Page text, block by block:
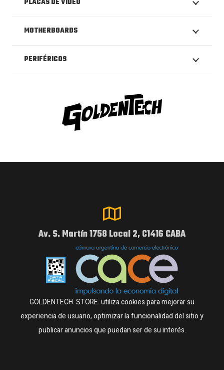
PLACAS DE VIDEO
MOTHERBOARDS
PERIFÉRICOS
Av. S. Martín 1758 Local 2, C1416 CABA
GOLDENTECH STORE utiliza cookies para mejorar su
experiencia de usuario, optimizar la funcionalidad del sitio y
publicar anuncios que puedan ser de su interés.